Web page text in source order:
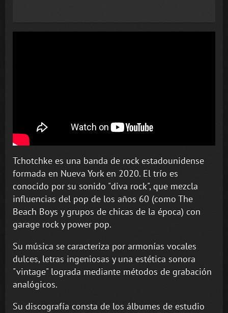
Tchotchke es una banda de rock estadounidense
formada en Nueva York en 2020. El trío es
conocido por su sonido "diva rock", que mezcla
influencias del pop de los años 60 (como The
Beach Boys y grupos de chicas de la época) con
garage rock y power pop.
Su música se caracteriza por armonías vocales
dulces, letras ingeniosas y una estética sonora
"vintage" lograda mediante métodos de grabación
analógicos.
Su discografía consta de los álbumes de estudio